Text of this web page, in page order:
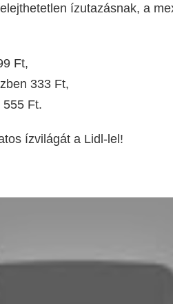
ízutazásnak, a
Ft,
333 Ft,
Ft.
ízvilágát a Lidl-lel!